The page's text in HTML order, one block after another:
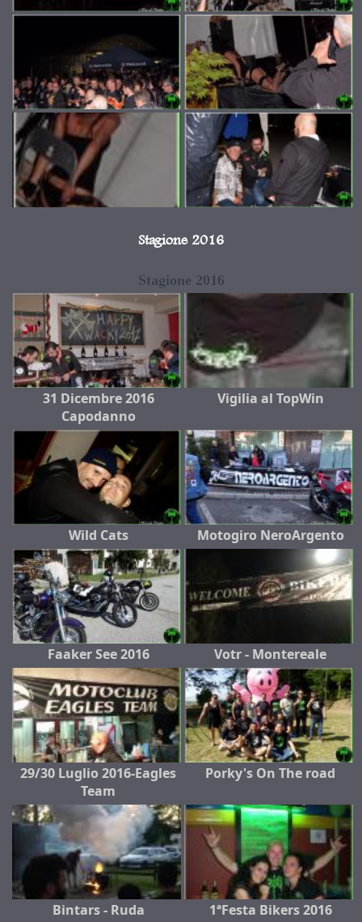
Stagione 2016
Stagione 2016
31 Dicembre 2016
Capodanno
Vigilia al TopWin
Wild Cats Motogiro NeroArgento
Faaker See 2016 Votr - Montereale
29/30 Luglio 2016-Eagles
Team
Porky's On The road
Bintars - Ruda 1ªFesta Bikers 2016